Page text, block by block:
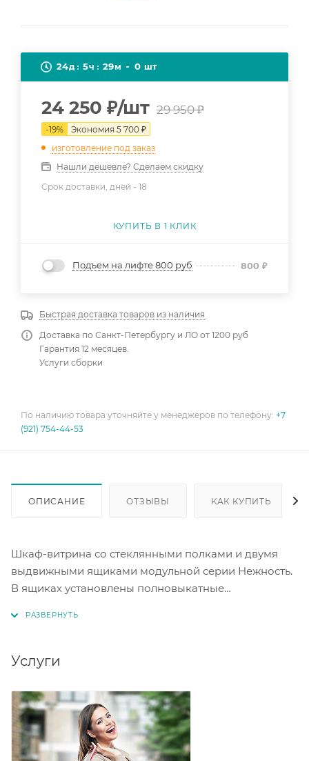
24д 5ч 29м 0 шт
24 250 ₽/шт 29 950₽
-19% Экономия 5 700 ₽
изготовление под заказ
Нашли дешевле? Сделаем скидку
Срок доставки, дней - 18
КУПИТЬ В 1 КЛИК
Подъем на лифте 800 руб 800 ₽
Быстрая доставка товаров из наличия
Доставка по Санкт-Петербургу и ЛО от 1200 руб
Гарантия 12 месяцев.
Услуги сборки
По наличию товара уточняйте у менеджеров по телефону: +7
(921) 754-44-53
ОПИСАНИЕ ОТЗЫВЫ КАК КУПИТЬ
Шкаф-витрина со стеклянными полками и двумя
выдвижными ящиками модульной серии Нежность.
В ящиках установлены полновыкатные
Услуги